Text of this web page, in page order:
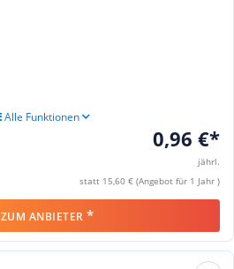
Alle Funktionen
0,96 €*
jährl.
statt 15,60 € (Angebot für 1 Jahr )
ZUM ANBIETER *